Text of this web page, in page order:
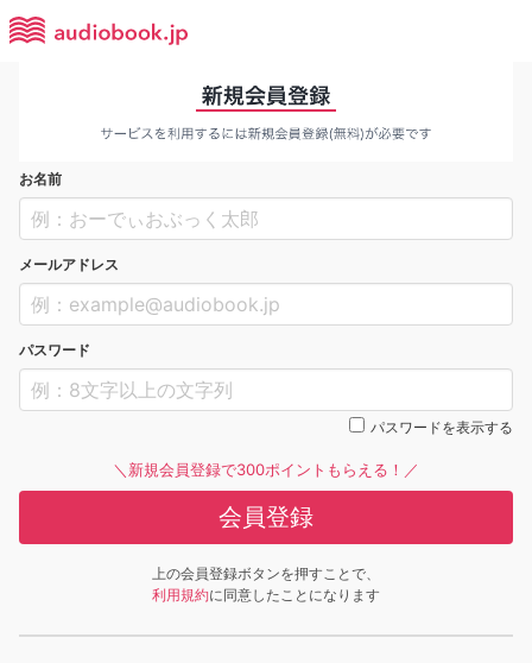
お名前
メールアドレス
パスワード
パスワードを表示する
＼新規会員登録で300ポイントもらえる！／
会員登録
上の会員登録ボタンを押すことで、
利用規約に同意したことになります